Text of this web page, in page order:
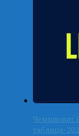
Чемпионат
таблица-